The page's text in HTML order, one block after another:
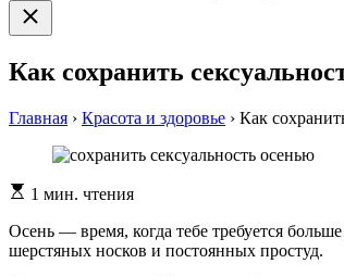
Закрыть
поиск
Как сохранить
Главная › Красота и здоровье › Как
Расчетное
чтения
1 мин. чтения
Осень — время, когда тебе требуется
шерстяных носков и постоянных простуд.